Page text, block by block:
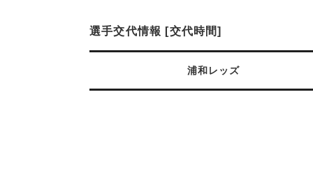
選手交代情報 [交代時間]
浦和レッズ